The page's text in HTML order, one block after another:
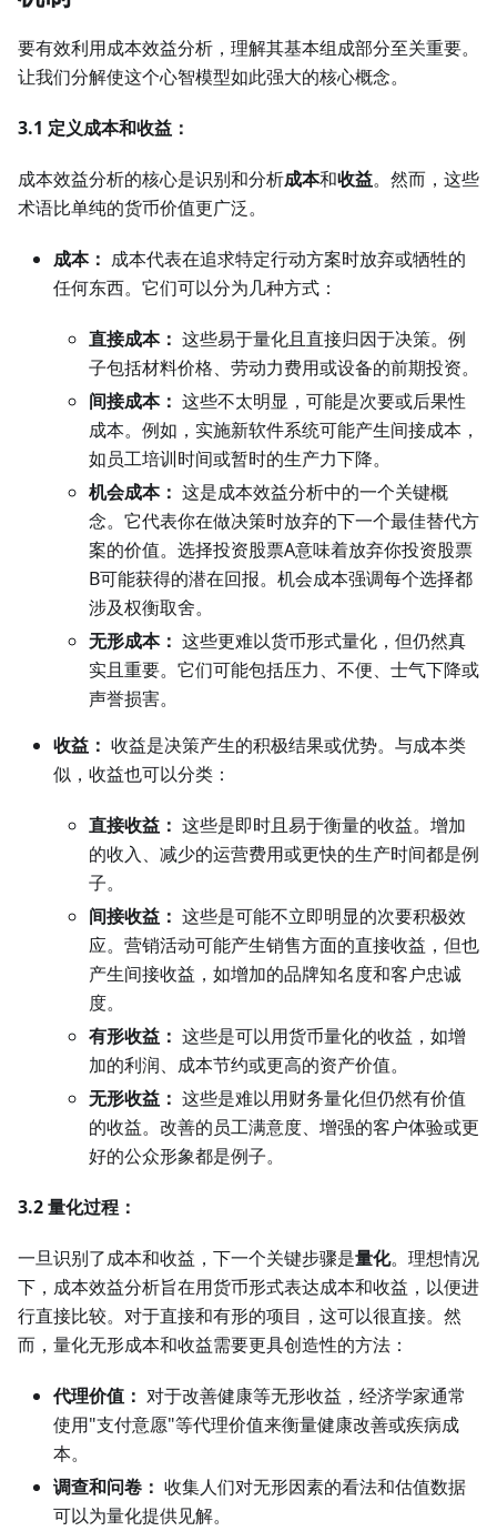
要有效利用成本效益分析，理解其基本组成部分至关重要。
让我们分解使这个心智模型如此强大的核心概念。
3.1 定义成本和收益：
成本效益分析的核心是识别和分析成本和收益。然而，这些
术语比单纯的货币价值更广泛。
成本： 成本代表在追求特定行动方案时放弃或牺牲的
任何东西。它们可以分为几种方式：
直接成本： 这些易于量化且直接归因于决策。例
子包括材料价格、劳动力费用或设备的前期投资。
间接成本： 这些不太明显，可能是次要或后果性
成本。例如，实施新软件系统可能产生间接成本，
如员工培训时间或暂时的生产力下降。
机会成本： 这是成本效益分析中的一个关键概
念。它代表你在做决策时放弃的下一个最佳替代方
案的价值。选择投资股票A意味着放弃你投资股票
B可能获得的潜在回报。机会成本强调每个选择都
涉及权衡取舍。
无形成本： 这些更难以货币形式量化，但仍然真
实且重要。它们可能包括压力、不便、士气下降或
声誉损害。
收益： 收益是决策产生的积极结果或优势。与成本类
似，收益也可以分类：
直接收益： 这些是即时且易于衡量的收益。增加
的收入、减少的运营费用或更快的生产时间都是例
子。
间接收益： 这些是可能不立即明显的次要积极效
应。营销活动可能产生销售方面的直接收益，但也
产生间接收益，如增加的品牌知名度和客户忠诚
度。
有形收益： 这些是可以用货币量化的收益，如增
加的利润、成本节约或更高的资产价值。
无形收益： 这些是难以用财务量化但仍然有价值
的收益。改善的员工满意度、增强的客户体验或更
好的公众形象都是例子。
3.2 量化过程：
一旦识别了成本和收益，下一个关键步骤是量化。理想情况
下，成本效益分析旨在用货币形式表达成本和收益，以便进
行直接比较。对于直接和有形的项目，这可以很直接。然
而，量化无形成本和收益需要更具创造性的方法：
代理价值： 对于改善健康等无形收益，经济学家通常
使用"支付意愿"等代理价值来衡量健康改善或疾病成
本。
调查和问卷： 收集人们对无形因素的看法和估值数据
可以为量化提供见解。